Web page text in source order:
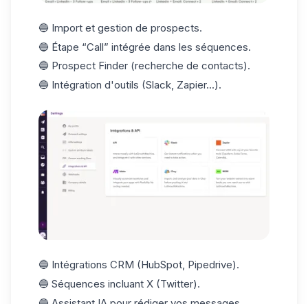
🔵 Import et gestion de prospects.
🔵 Étape “Call” intégrée dans les séquences.
🔵 Prospect Finder (recherche de contacts).
🔵 Intégration d'outils (Slack, Zapier...).
🔵 Intégrations CRM (HubSpot, Pipedrive).
🔵 Séquences incluant X (Twitter).